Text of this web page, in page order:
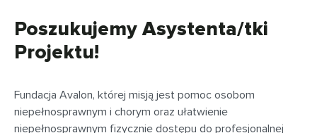
Poszukujemy Asystenta/tki
Projektu!
Fundacja Avalon, której misją jest pomoc osobom
niepełnosprawnym i chorym oraz ułatwienie
niepełnosprawnym fizycznie dostępu do profesjonalnej